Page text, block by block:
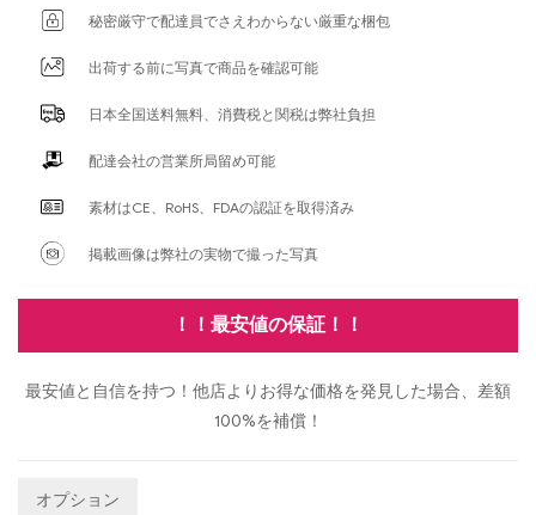
秘密厳守で配達員でさえわからない厳重な梱包
出荷する前に写真で商品を確認可能
日本全国送料無料、消費税と関税は弊社負担
配達会社の営業所局留め可能
素材はCE、RoHS、FDAの認証を取得済み
掲載画像は弊社の実物で撮った写真
！！最安値の保証！！
最安値と自信を持つ！他店よりお得な価格を発見した場合、差額
100%を補償！
オプション